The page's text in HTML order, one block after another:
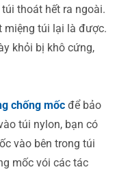
thoát hết ra ngoài.
miệng túi lại là được.
khỏi bị khô cứng,
chống mốc để bảo
túi nylon, bạn có
vào bên trong túi
mốc vói các tác